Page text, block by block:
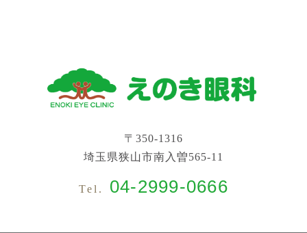
〒350-1316
埼玉県狭山市南入曽565-11
Tel. 04-2999-0666